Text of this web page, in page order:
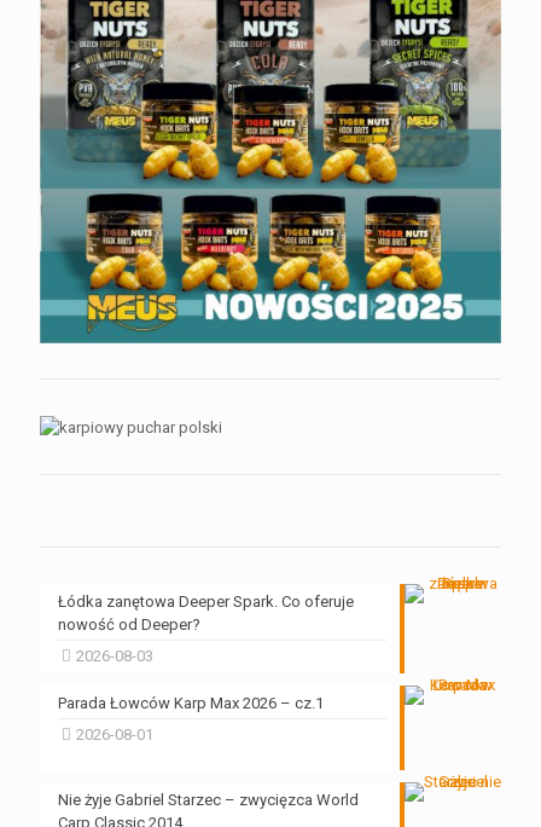
Łódka zanętowa Deeper Spark. Co oferuje
nowość od Deeper?
2026-08-03
Parada Łowców Karp Max 2026 – cz.1
2026-08-01
Nie żyje Gabriel Starzec – zwycięzca World
Carp Classic 2014